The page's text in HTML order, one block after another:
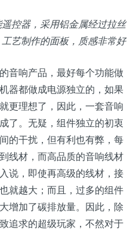
控器，采用铝金属经过拉丝
工艺制作的面板，质感非常好
音响产品，最好每个功能做
器都做成电源独立的，如果
更理想了，因此，一套音响
了。无疑，组件独立的初衷
的干扰，但有利也有弊，每
线材，而高品质的音响线材
说，即使再高级的线材，接
就越大；而且，过多的组件
增加了碳排放量。因此，除
追求的超级玩家，不然对于